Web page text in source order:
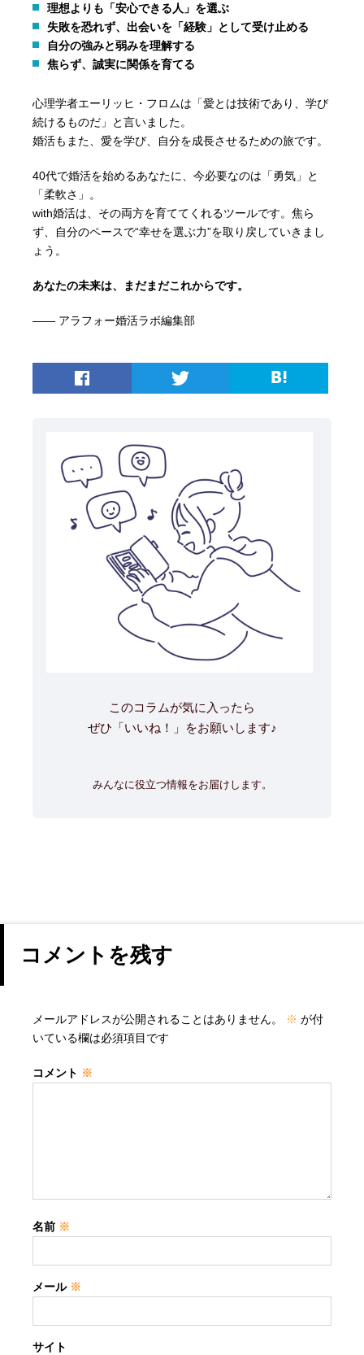
理想よりも「安心できる人」を選ぶ
失敗を恐れず、出会いを「経験」として受け止める
自分の強みと弱みを理解する
焦らず、誠実に関係を育てる
心理学者エーリッヒ・フロムは「愛とは技術であり、学び
続けるものだ」と言いました。
婚活もまた、愛を学び、自分を成長させるための旅です。
40代で婚活を始めるあなたに、今必要なのは「勇気」と
「柔軟さ」。
with婚活は、その両方を育ててくれるツールです。焦ら
ず、自分のペースで“幸せを選ぶ力”を取り戻していきまし
ょう。
あなたの未来は、まだまだこれからです。
—— アラフォー婚活ラボ編集部
このコラムが気に入ったら
ぜひ「いいね！」をお願いします♪
みんなに役立つ情報をお届けします。
コメントを残す
メールアドレスが公開されることはありません。 ※ が付
いている欄は必須項目です
コメント ※
名前 ※
メール ※
サイト